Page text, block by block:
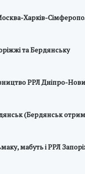
Харків-
та Бердянську
РРЛ Дніпро-
(Бердянськ
мабуть і РРЛ